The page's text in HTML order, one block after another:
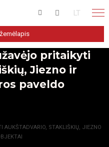
LT
pritaikyti
Jiezno ir
paveldo
AUKŠTADVARIO, STAKLIŠKIŲ, JIEZNO